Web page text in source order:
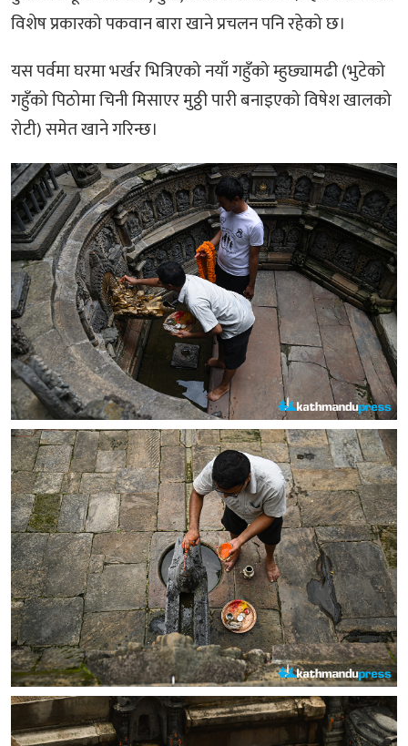
विशेष प्रकारको पकवान बारा खाने प्रचलन पनि रहेको छ।
यस पर्वमा घरमा भर्खर भित्रिएको नयाँ गहुँको म्हुछ्यामढी (भुटेको
गहुँको पिठोमा चिनी मिसाएर मुठ्ठी पारी बनाइएको विषेश खालको
रोटी) समेत खाने गरिन्छ।